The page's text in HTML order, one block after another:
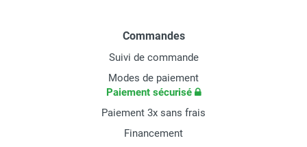
Commandes
Suivi de commande
Modes de paiement
Paiement sécurisé
Paiement 3x sans frais
Financement